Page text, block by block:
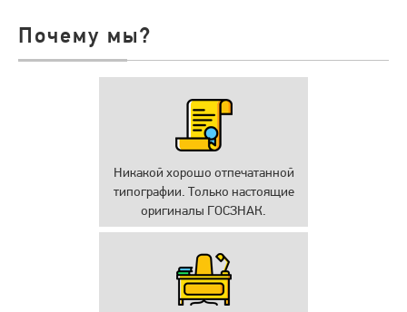
Почему мы?
Никакой хорошо отпечатанной
типографии. Только настоящие
оригиналы ГОСЗНАК.